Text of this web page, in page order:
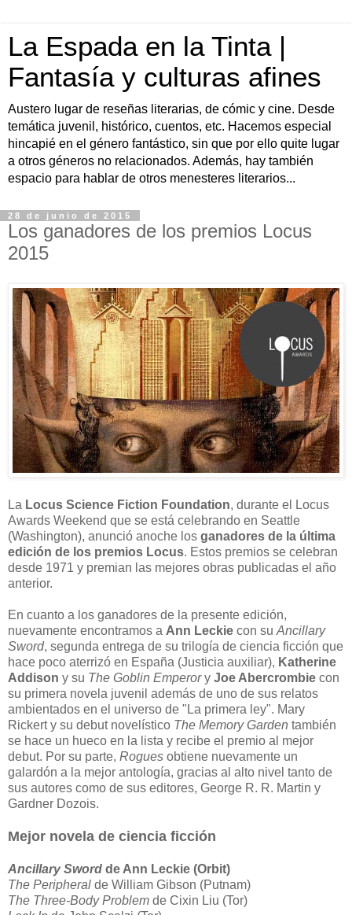
La Espada en la Tinta |
Fantasía y culturas afines
Austero lugar de reseñas literarias, de cómic y cine. Desde
temática juvenil, histórico, cuentos, etc. Hacemos especial
hincapié en el género fantástico, sin que por ello quite lugar
a otros géneros no relacionados. Además, hay también
espacio para hablar de otros menesteres literarios...
28 de junio de 2015
Los ganadores de los premios Locus
2015
La Locus Science Fiction Foundation, durante el Locus
Awards Weekend que se está celebrando en Seattle
(Washington), anunció anoche los ganadores de la última
edición de los premios Locus. Estos premios se celebran
desde 1971 y premian las mejores obras publicadas el año
anterior.
En cuanto a los ganadores de la presente edición,
nuevamente encontramos a Ann Leckie con su Ancillary
Sword, segunda entrega de su trilogía de ciencia ficción que
hace poco aterrizó en España (Justicia auxiliar), Katherine
Addison y su The Goblin Emperory Joe Abercrombie con
su primera novela juvenil además de uno de sus relatos
ambientados en el universo de "La primera ley". Mary
Rickert y su debut novelístico The Memory Garden también
se hace un hueco en la lista y recibe el premio al mejor
debut. Por su parte, Rogues obtiene nuevamente un
galardón a la mejor antología, gracias al alto nivel tanto de
sus autores como de sus editores, George R. R. Martin y
Gardner Dozois.
Mejor novela de ciencia ficción
Ancillary Sword de Ann Leckie (Orbit)
The Peripheral de William Gibson (Putnam)
The Three-Body Problem de Cixin Liu (Tor)